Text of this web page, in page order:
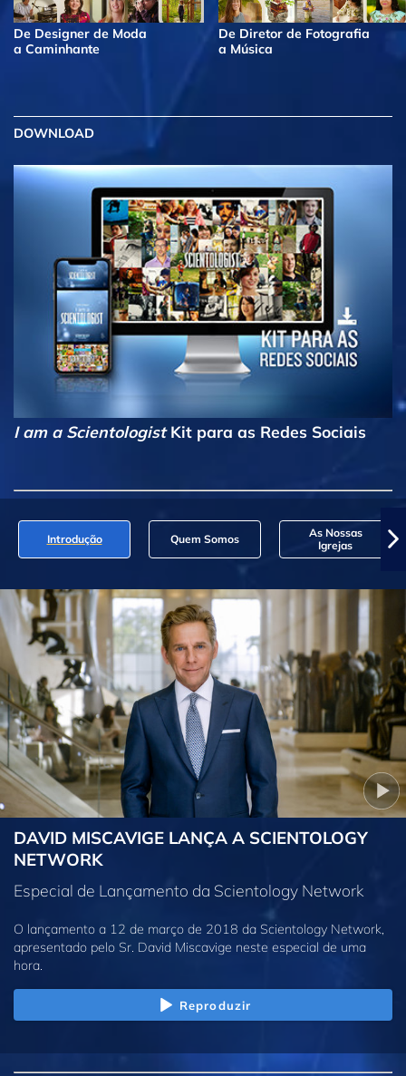
De Designer de Moda
a Caminhante
De Diretor de Fotografia
a Música
DOWNLOAD
I am a ScientologistKit para as Redes Sociais
Introdução Quem Somos
As Nossas
Igrejas
DAVID MISCAVIGE LANÇA A SCIENTOLOGY
NETWORK
Especial de Lançamento da Scientology Network
O lançamento a 12 de março de 2018 da Scientology Network,
apresentado pelo Sr. David Miscavige neste especial de uma
hora.
Reproduzir